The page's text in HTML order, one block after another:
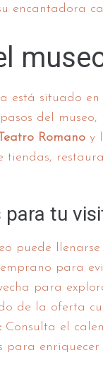
encantadora
está situado
del
Teatro Romano y
tiendas,
para tu
puede
para
para
de la oferta
Consulta el
enriquecer